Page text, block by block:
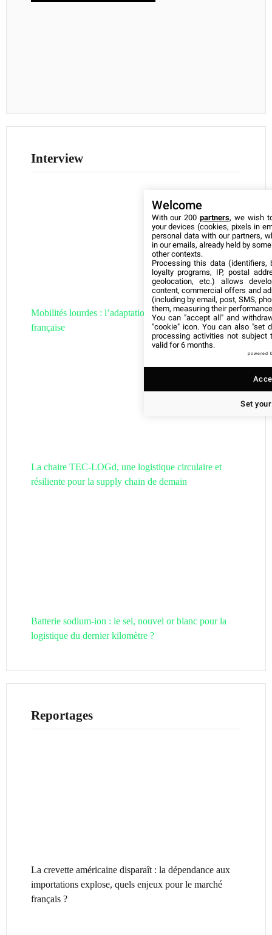
Interview
Mobilités lourdes : l’adaptation de la filière hydrogène
française
La chaire TEC-LOGd, une logistique circulaire et
résiliente pour la supply chain de demain
Batterie sodium-ion : le sel, nouvel or blanc pour la
logistique du dernier kilomètre ?
Reportages
La crevette américaine disparaît : la dépendance aux
importations explose, quels enjeux pour le marché
français ?
Welcome
With our 200partners, we wish
your devices (cookies, pixels in
personal data with our partners,
in our emails, already held by
other contexts.
Processing this data (identifiers,
loyalty programs, IP, postal
geolocation, etc.) allows
content, commercial offers and
(including by email, post, SMS,
them, measuring their
You can "accept all" and
"cookie" icon. You can also "set
processing activities not subject
valid for 6 months.
powered
Set